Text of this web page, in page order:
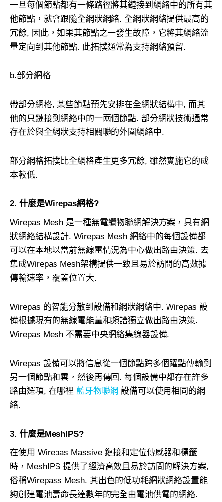
一旦每個節點都有一條路徑將其鏈接到網絡中的所有其
他節點，就會跟隨全網狀網絡. 全網狀網絡提供最高的
冗餘, 因此，如果其節點之一發生故障，它將其網絡流
量定向到其他節點. 此拓撲通常為支持網絡預留.
b.部分網格
帶部分網格, 某些節點預先安排在全網狀結構中, 而其
他的只鏈接到網絡中的一兩個節點. 部分網狀技術通常
存在於與全網狀支持相關聯的外圍網絡中.
部分網格拓撲比全網格產生更多冗餘, 雖然實施它的成
本較低.
2. 什麼是Wirepas網格?
Wirepas Mesh 是一種無電纜物聯網解決方案，具有網
狀網絡結構設計. Wirepas Mesh 網絡中的每個設備都
可以在本地以當前無線電情況為中心做出路由決策. 去
集成Wirepas Mesh架構提供一致且易於訪問的高數據
傳輸速率，覆蓋位置大.
Wirepas 的智能分散到設備和網狀網絡中. Wirepas 設
備根據現有的無線電能量和頻譜獨立做出路由決策.
Wirepas Mesh 不需要中央網絡集線器設備.
Wirepas 設備可以將信息從一個節點跨多個躍點傳輸到
另一個節點和雲，然後再傳回. 每個設備中都存在許多
路由選項, 在哪裡 藍牙物聯網 設備可以使用相同的網
絡.
3. 什麼是MeshIPS?
在使用 Wirepas Massive 鏈接和定位傳感器和標籤
時，MeshIPS 提供了經濟高效且易於訪問的解決方案,
俗稱Wirepass Mesh. 其出色的低功耗網狀網絡設置能
夠創建電池壽命長達數年的完全由電池供電的網絡.